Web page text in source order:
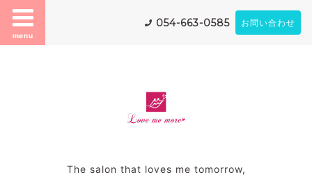
menu
054-663-0585 お問い合わせ
The salon that loves me tomorrow,